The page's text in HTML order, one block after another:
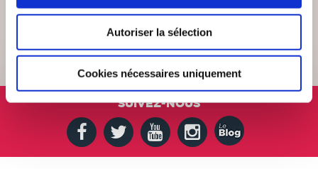
Autoriser la sélection
Cookies nécessaires uniquement
Lundi au vendredi, 10-12h / 14-16h
SUIVEZ-NOUS